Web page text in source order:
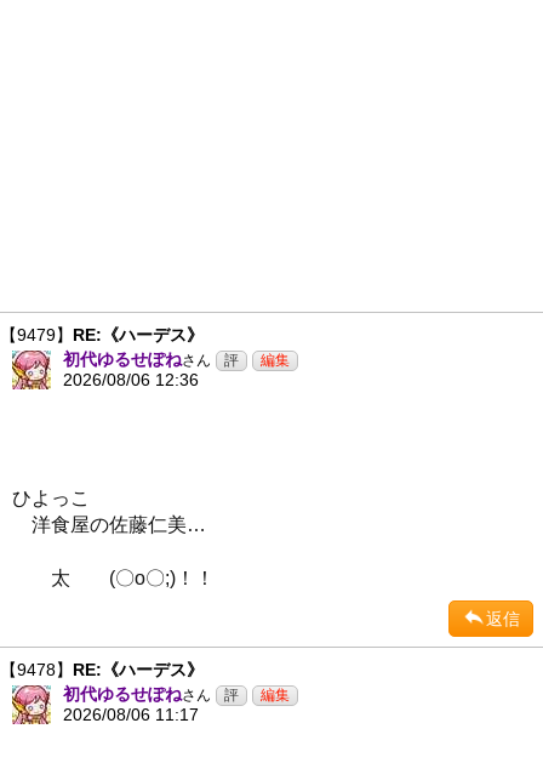
【9479】 RE:《ハーデス》
初代ゆるせぽねさん
2026/08/06 12:36
ひよっこ
洋食屋の佐藤仁美…
太 (〇o〇;)！！
返信
【9478】 RE:《ハーデス》
初代ゆるせぽねさん
2026/08/06 11:17